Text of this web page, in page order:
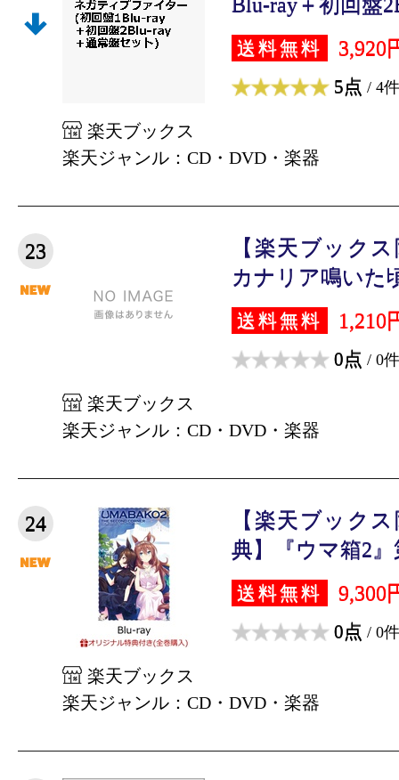
送料無料 3,920
5点 / 4件
楽天ブックス
楽天ジャンル：CD・DVD・楽器
23
【楽天ブック
カナリア鳴いた
送料無料 1,210
0点 / 0件
楽天ブックス
楽天ジャンル：CD・DVD・楽器
24
【楽天ブック
典】『ウマ箱2
送料無料 9,300
0点 / 0件
楽天ブックス
楽天ジャンル：CD・DVD・楽器